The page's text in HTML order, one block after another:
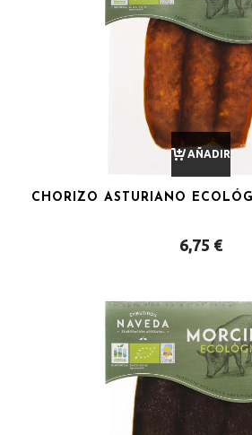
AÑADIR
AL
CARRITO
CHORIZO ASTURIANO
6,75 €